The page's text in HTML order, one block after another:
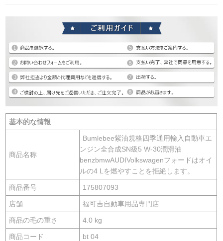
基本的な情報
商品名称
Bumlebee紫油規格四季通用輸入自動車エ
ンジン全合成SN級5 W-30潤滑油
benzbmwAUDIVolkswagenフォードはオイ
ルの4 Lを燃やすことを拒絶します。
商品番号 175807093
店舗 福可吉自動車用品専門店
商品の毛の重さ 4.0 kg
商品コード bt 04